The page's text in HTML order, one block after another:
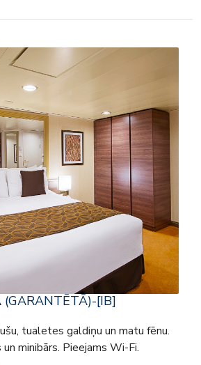
(GARANTĒTĀ)-[IB]
tualetes galdiņu un matu fēnu.
minibārs. Pieejams Wi-Fi.